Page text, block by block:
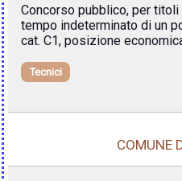
Concorso pubblico, per
tempo indeterminato di un
cat. C1, posizione
Tecnici
COMUNE